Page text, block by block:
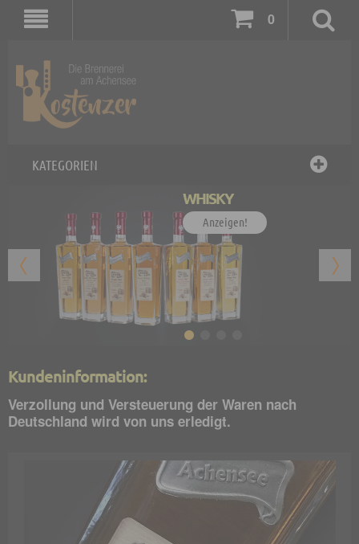
0
KATEGORIEN
WHISKY
Anzeigen!
Kundeninformation:
Verzollung und Versteuerung der Waren nach
Deutschland wird von uns erledigt.